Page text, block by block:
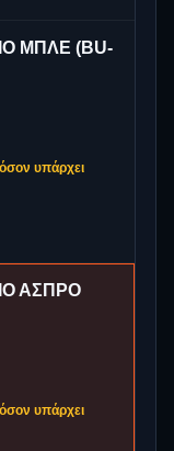
ΜΠΛΕ (BU-
υπάρχει
ΑΣΠΡΟ
υπάρχει